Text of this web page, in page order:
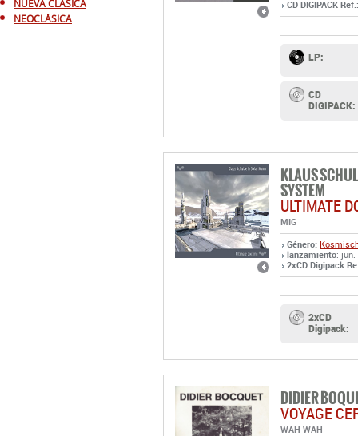
NUEVA CLÁSICA
NEOCLÁSICA
CD DIGIPACK Ref.:
LP:
CD
DIGIPACK:
KLAUS
SYSTEM
ULTIMATE
MIG
Género:
lanzamiento: jun.
2xCD Digipack
2xCD
Digipack:
DIDIER
VOYAGE
WAH WAH